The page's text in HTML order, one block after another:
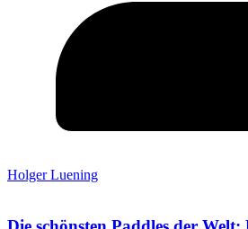
Holger Luening